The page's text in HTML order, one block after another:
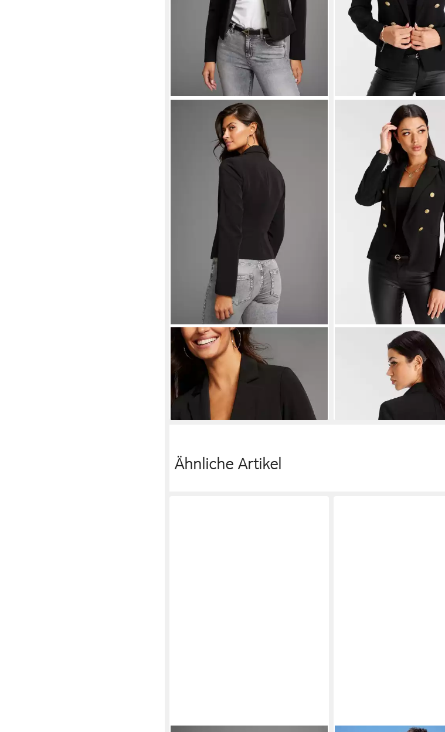
MELROSE Kurzblazer
ab 50,99 €
Jackenblazer mit
goldfarbenen Knöpfen
UVP 69,99 €
Ähnliche Artikel